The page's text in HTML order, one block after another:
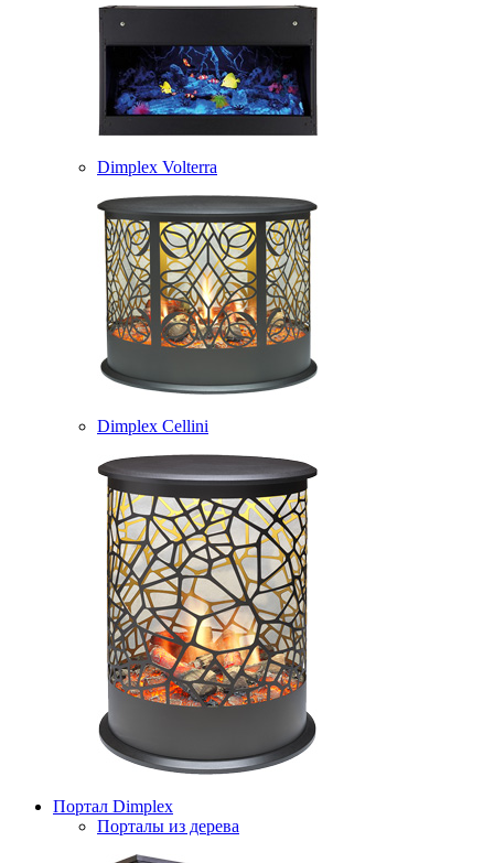
Dimplex Volterra
Dimplex Cellini
Портал Dimplex
Порталы из дерева